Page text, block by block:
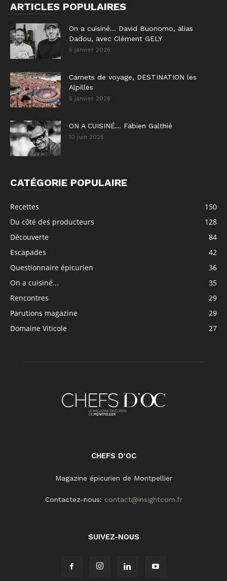
ARTICLES POPULAIRES
On a cuisiné… David Buonomo, alias
Dadou, avec Clément GELY
5 janvier 2026
Carnets de voyage, DESTINATION les
Alpilles
5 janvier 2026
ON A CUISINÉ… Fabien Galthié
10 juin 2025
CATÉGORIE POPULAIRE
Recettes
150
Du côté des producteurs
128
Découverte
84
Escapades
42
Questionnaire épicurien
36
On a cuisiné...
35
Rencontres
29
Parutions magazine
29
Domaine Viticole
27
CHEFS D'OC
Magazine épicurien de Montpellier
Contactez-nous: contact@insightcom.fr
SUIVEZ-NOUS